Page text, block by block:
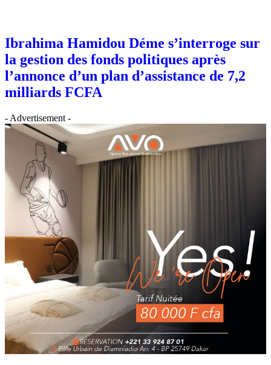
Ibrahima Hamidou Déme s’interroge sur
la gestion des fonds politiques après
l’annonce d’un plan d’assistance de 7,2
milliards FCFA
- Advertisement -